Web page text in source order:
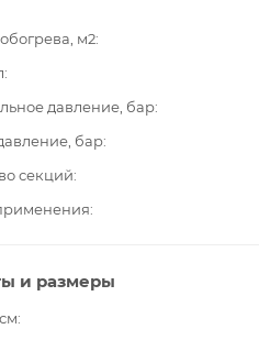
м2
давление, бар
бар
секций
и размеры